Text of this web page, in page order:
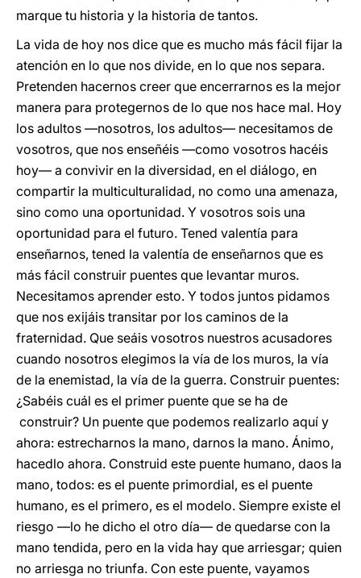
marque tu historia y la historia de tantos.
La vida de hoy nos dice que es mucho más fácil fijar la
atención en lo que nos divide, en lo que nos separa.
Pretenden hacernos creer que encerrarnos es la mejor
manera para protegernos de lo que nos hace mal. Hoy
los adultos ―nosotros, los adultos― necesitamos de
vosotros, que nos enseñéis ―como vosotros hacéis
hoy― a convivir en la diversidad, en el diálogo, en
compartir la multiculturalidad, no como una amenaza,
sino como una oportunidad. Y vosotros sois una
oportunidad para el futuro. Tened valentía para
enseñarnos, tened la valentía de enseñarnos que es
más fácil construir puentes que levantar muros.
Necesitamos aprender esto. Y todos juntos pidamos
que nos exijáis transitar por los caminos de la
fraternidad. Que seáis vosotros nuestros acusadores
cuando nosotros elegimos la vía de los muros, la vía
de la enemistad, la vía de la guerra. Construir puentes:
¿Sabéis cuál es el primer puente que se ha de
construir? Un puente que podemos realizarlo aquí y
ahora: estrecharnos la mano, darnos la mano. Ánimo,
hacedlo ahora. Construid este puente humano, daos la
mano, todos: es el puente primordial, es el puente
humano, es el primero, es el modelo. Siempre existe el
riesgo ―lo he dicho el otro día― de quedarse con la
mano tendida, pero en la vida hay que arriesgar; quien
no arriesga no triunfa. Con este puente, vayamos